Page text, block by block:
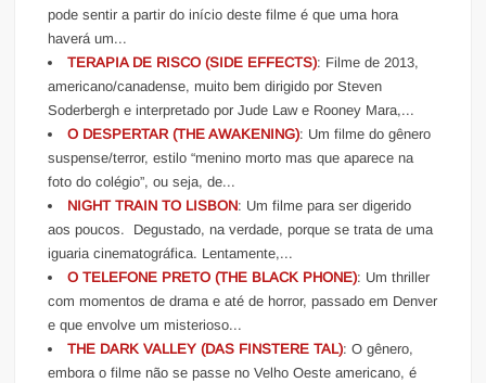
pode sentir a partir do início deste filme é que uma hora
haverá um...
TERAPIA DE RISCO (SIDE EFFECTS): Filme de 2013,
americano/canadense, muito bem dirigido por Steven
Soderbergh e interpretado por Jude Law e Rooney Mara,...
O DESPERTAR (THE AWAKENING): Um filme do gênero
suspense/terror, estilo “menino morto mas que aparece na
foto do colégio”, ou seja, de...
NIGHT TRAIN TO LISBON: Um filme para ser digerido
aos poucos. Degustado, na verdade, porque se trata de uma
iguaria cinematográfica. Lentamente,...
O TELEFONE PRETO (THE BLACK PHONE): Um thriller
com momentos de drama e até de horror, passado em Denver
e que envolve um misterioso...
THE DARK VALLEY (DAS FINSTERE TAL): O gênero,
embora o filme não se passe no Velho Oeste americano, é